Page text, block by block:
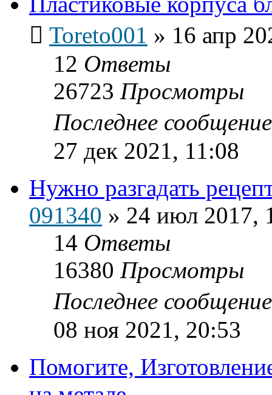
Toreto001 » 16 апр
12 Ответы
26723 Просмотры
Последнее
27 дек 2021, 11:08
Нужно разгадать
091340 » 24 июл 2017,
14 Ответы
16380 Просмотры
Последнее
08 ноя 2021, 20:53
Помогите,